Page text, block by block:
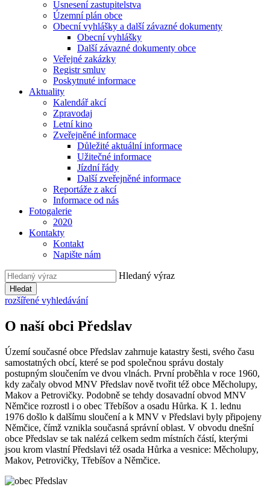
Usnesení zastupitelstva
Územní plán obce
Obecní vyhlášky a další závazné dokumenty
Obecní vyhlášky
Další závazné dokumenty obce
Veřejné zakázky
Registr smluv
Poskytnuté informace
Aktuality
Kalendář akcí
Zpravodaj
Letní kino
Zveřejněné informace
Důležité aktuální informace
Užitečné informace
Jízdní řády
Další zveřejněné informace
Reportáže z akcí
Informace od nás
Fotogalerie
2020
Kontakty
Kontakt
Napište nám
Hledaný výraz
Hledat
rozšířené vyhledávání
O naší obci Předslav
Území současné obce Předslav zahrnuje katastry šesti, svého času
samostatných obcí, které se pod společnou správu dostaly
postupným sloučením ve dvou vlnách. První proběhla v roce 1960,
kdy začaly obvod MNV Předslav nově tvořit též obce Měcholupy,
Makov a Petrovičky. Podobně se tehdy dosavadní obvod MNV
Němčice rozrostl i o obec Třebíšov a osadu Hůrka. K 1. lednu
1976 došlo k dalšímu sloučení a k MNV v Předslavi byly připojeny
Němčice, čímž vznikla současná správní oblast. V obvodu dnešní
obce Předslav se tak nalézá celkem sedm místních částí, kterými
jsou krom vlastní Předslavi též osada Hůrka a vesnice: Měcholupy,
Makov, Petrovičky, Třebíšov a Němčice.